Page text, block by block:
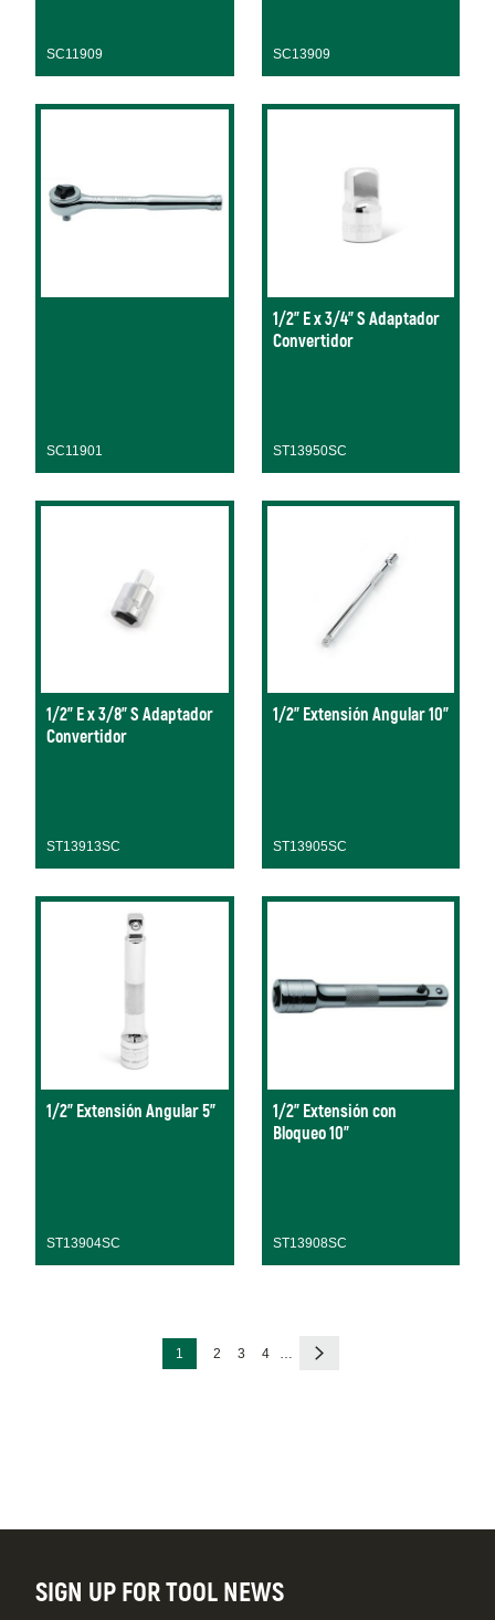
SC11909 SC13909
SC11901
1/2" E x 3/4" S Adaptador
Convertidor
ST13950SC
1/2" E x 3/8" S Adaptador
Convertidor
ST13913SC
1/2" Extensión Angular 10"
ST13905SC
1/2" Extensión Angular 5"
ST13904SC
1/2" Extensión con
Bloqueo 10"
ST13908SC
Página
1 Página
2 Página
3 Página
4 Siguiente
SIGN UP FOR TOOL NEWS